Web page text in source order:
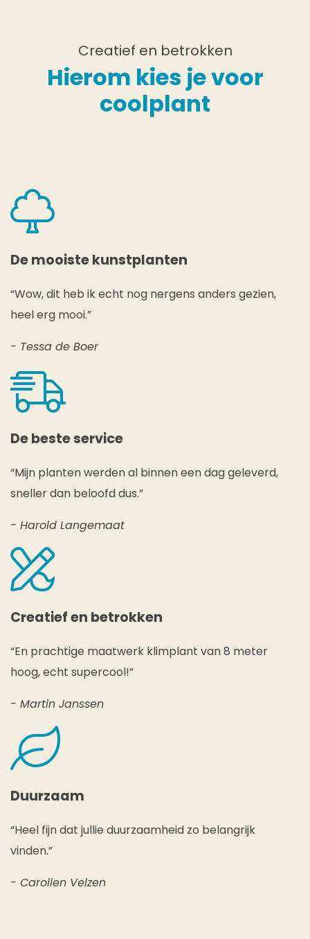
Creatief en betrokken
Hierom kies je voor
coolplant
De mooiste kunstplanten
“Wow, dit heb ik echt nog nergens anders gezien,
heel erg mooi.”
- Tessa de Boer
De beste service
“Mijn planten werden al binnen een dag geleverd,
sneller dan beloofd dus.”
- Harold Langemaat
Creatief en betrokken
“En prachtige maatwerk klimplant van 8 meter
hoog, echt supercool!”
- Martin Janssen
Duurzaam
“Heel fijn dat jullie duurzaamheid zo belangrijk
vinden.”
- Carolien Velzen